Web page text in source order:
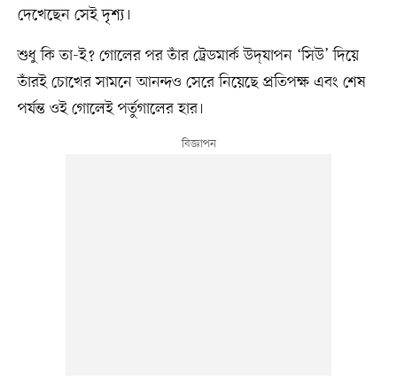
দেখেছেন সেই দৃশ্য।
শুধু কি তা-ই? গোলের পর তাঁর ট্রেডমার্ক উদ্‌যাপন ‘সিউ’ দিয়ে
তাঁরই চোখের সামনে আনন্দও সেরে নিয়েছে প্রতিপক্ষ এবং শেষ
পর্যন্ত ওই গোলেই পর্তুগালের হার।